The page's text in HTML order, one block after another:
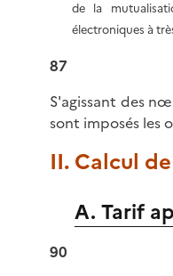
de la
électroniques à
87
S'agissant des
sont imposés les
II. Calcul
A. Tarif
90